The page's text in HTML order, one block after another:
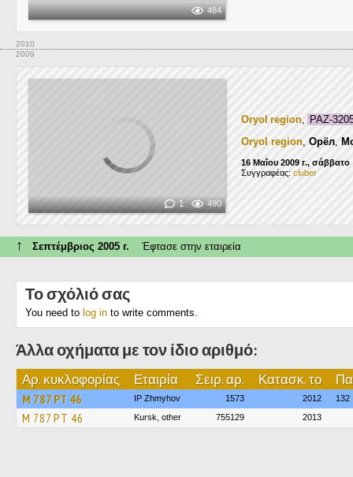
484
2010
2009
1 490
Oryol region, PAZ-
Oryol region, Орёл,
16 Μαΐου 2009 г., σάββατο
Συγγραφέας: cluber
↑ Σεπτέμβριος 2005 г. Έφτασε στην εταιρεία
Το σχόλιό σας
You need to log in to write comments.
Άλλα οχήματα με τον ίδιο αριθμό:
Αρ. κυκλοφορίας Εταιρία Σειρ. αρ. Κατασκ. το
М 787 РТ 46 IP Zhmyhov 1573 2012 132
М 787 РТ 46 Kursk, other 755129 2013